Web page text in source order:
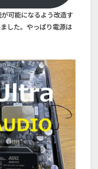
可能になるよう改造す
した。やっぱり電源は